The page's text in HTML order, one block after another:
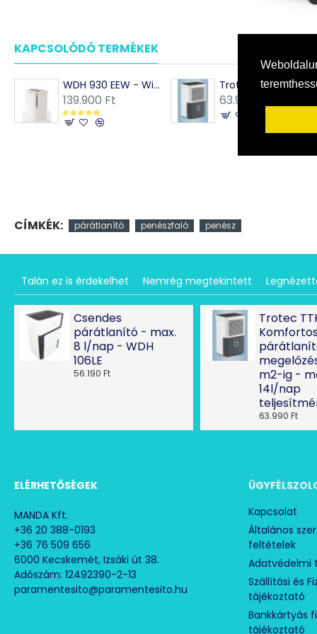
KAPCSOLÓDÓ TERMÉKEK
WDH 930 EEW - Wifis páramentesítő berendezés
139.900 Ft
Trotec TTK 33 E Komfortos párátlanító penész megelőzésére 15 m2-ig - max. 14l/nap teljesítménnyel
63.990 Ft
CÍMKÉK: párátlanító penészfaló penész
Talán ez is érdekelhet Nemrég megtekintett
Csendes
párátlanító - max.
8 l/nap - WDH
106LE
56.190 Ft
Trotec
m2-ig -
14l/nap
63.990 Ft
ELÉRHETŐSÉGEK
MANDA Kft.
+36 20 388-0193
+36 76 509 656
6000 Kecskemét, Izsáki út 38.
Adószám: 12492390-2-13
paramentesito@paramentesito.hu
Kapcsolat
Általános
feltételek
Adatvédelmi
Szállítási és
tájékoztató
Bankkártyás
tájékoztató